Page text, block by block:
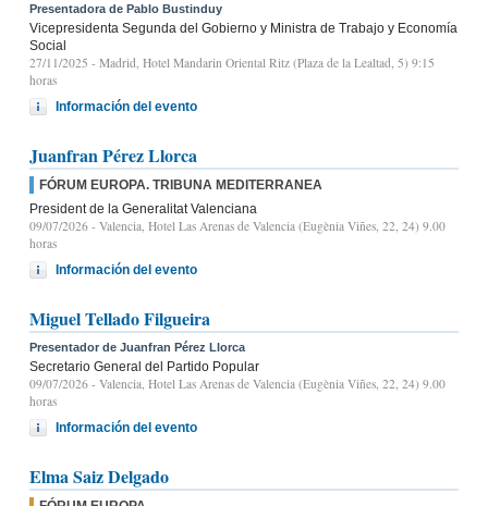
Presentadora de Pablo Bustinduy
Vicepresidenta Segunda del Gobierno y Ministra de Trabajo y Economía
Social
27/11/2025 - Madrid, Hotel Mandarin Oriental Ritz (Plaza de la Lealtad, 5) 9:15
horas
Información del evento
Juanfran Pérez Llorca
FÓRUM EUROPA. TRIBUNA MEDITERRANEA
President de la Generalitat Valenciana
09/07/2026 - Valencia, Hotel Las Arenas de Valencia (Eugènia Viñes, 22, 24) 9.00
horas
Información del evento
Miguel Tellado Filgueira
Presentador de Juanfran Pérez Llorca
Secretario General del Partido Popular
09/07/2026 - Valencia, Hotel Las Arenas de Valencia (Eugènia Viñes, 22, 24) 9.00
horas
Información del evento
Elma Saiz Delgado